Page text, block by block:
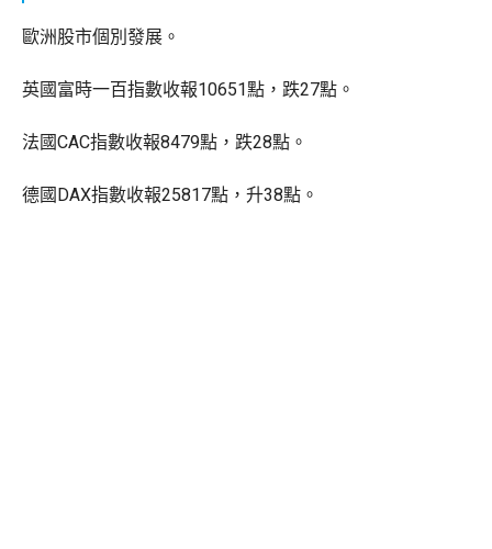
歐洲股市個別發展。
英國富時一百指數收報10651點，跌27點。
法國CAC指數收報8479點，跌28點。
德國DAX指數收報25817點，升38點。